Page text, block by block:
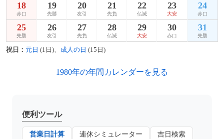
18
赤口
19
先勝
20
友引
21
先負
22
仏滅
23
大安
24
赤口
25
先勝
26
友引
27
先負
28
仏滅
29
大安
30
赤口
31
先勝
祝日： 元日 (1日)、 成人の日 (15日)
1980年の年間カレンダーを見る
便利ツール
営業日計算 連休シミュレーター 吉日検索